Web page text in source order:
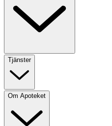
Tjänster
Om Apoteket